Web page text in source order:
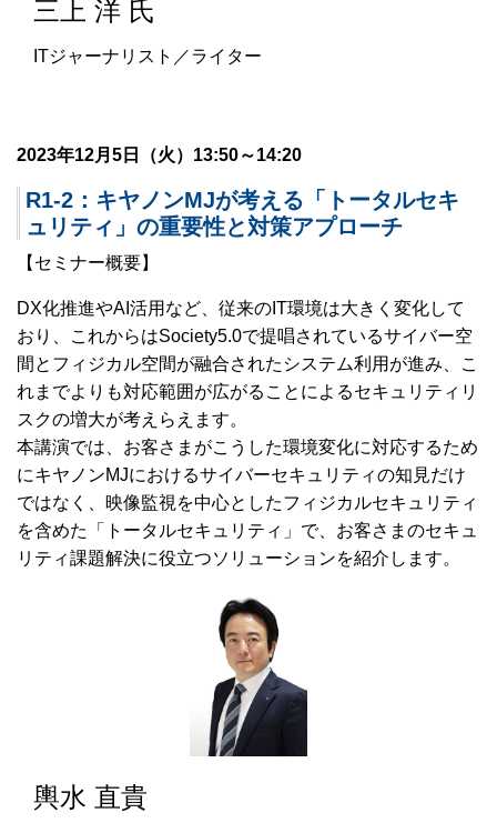
三上 洋 氏
ITジャーナリスト／ライター
2023年12月5日（火）13:50～14:20
R1-2：キヤノンMJが考える「トータルセキ
ュリティ」の重要性と対策アプローチ
【セミナー概要】
DX化推進やAI活用など、従来のIT環境は大きく変化して
おり、これからはSociety5.0で提唱されているサイバー空
間とフィジカル空間が融合されたシステム利用が進み、こ
れまでよりも対応範囲が広がることによるセキュリティリ
スクの増大が考えらえます。
本講演では、お客さまがこうした環境変化に対応するため
にキヤノンMJにおけるサイバーセキュリティの知見だけ
ではなく、映像監視を中心としたフィジカルセキュリティ
を含めた「トータルセキュリティ」で、お客さまのセキュ
リティ課題解決に役立つソリューションを紹介します。
輿水 直貴